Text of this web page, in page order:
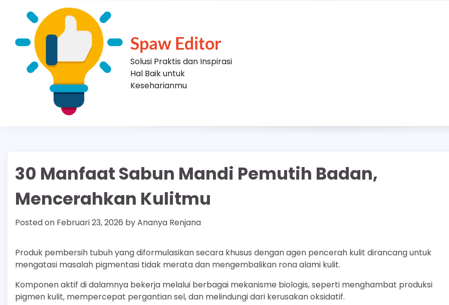
Spaw Editor
Solusi Praktis dan Inspirasi
Hal Baik untuk
Keseharianmu
30 Manfaat Sabun Mandi Pemutih Badan,
Mencerahkan Kulitmu
Posted on Februari 23, 2026 byAnanya Renjana
Produk pembersih tubuh yang diformulasikan secara khusus dengan agen pencerah kulit dirancang untuk
mengatasi masalah pigmentasi tidak merata dan mengembalikan rona alami kulit.
Komponen aktif di dalamnya bekerja melalui berbagai mekanisme biologis, seperti menghambat produksi
pigmen kulit, mempercepat pergantian sel, dan melindungi dari kerusakan oksidatif.